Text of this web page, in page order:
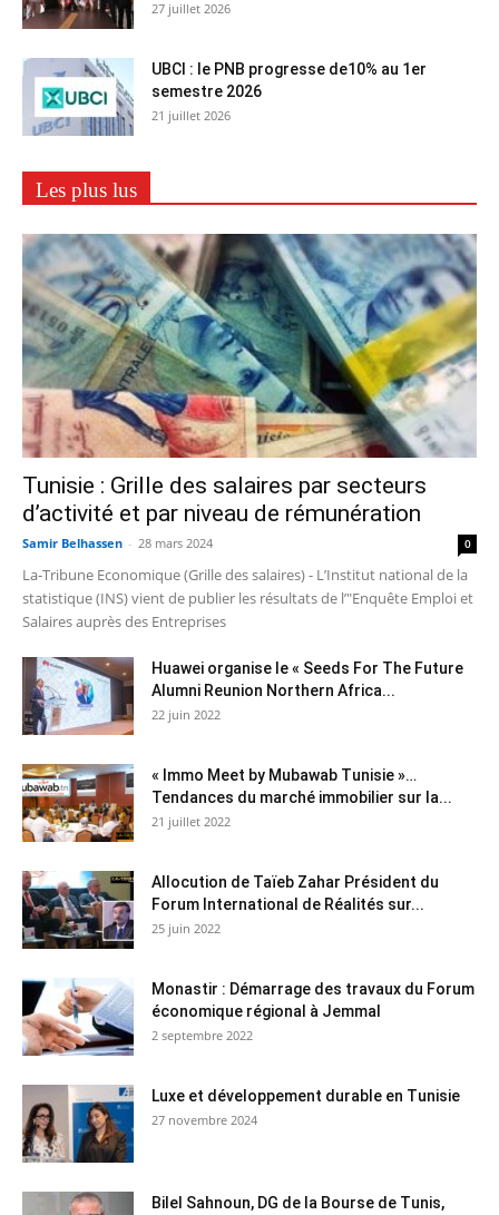
27 juillet 2026
UBCI : le PNB progresse de10% au 1er
semestre 2026
21 juillet 2026
Les plus lus
Tunisie : Grille des salaires par secteurs
d’activité et par niveau de rémunération
Samir Belhassen - 28 mars 2024 0
La-Tribune Economique (Grille des salaires) - L’Institut national de la
statistique (INS) vient de publier les résultats de l’"Enquête Emploi et
Salaires auprès des Entreprises
Huawei organise le « Seeds For The Future
Alumni Reunion Northern Africa...
22 juin 2022
« Immo Meet by Mubawab Tunisie »…
Tendances du marché immobilier sur la...
21 juillet 2022
Allocution de Taïeb Zahar Président du
Forum International de Réalités sur...
25 juin 2022
Monastir : Démarrage des travaux du Forum
économique régional à Jemmal
2 septembre 2022
Luxe et développement durable en Tunisie
27 novembre 2024
Bilel Sahnoun, DG de la Bourse de Tunis,